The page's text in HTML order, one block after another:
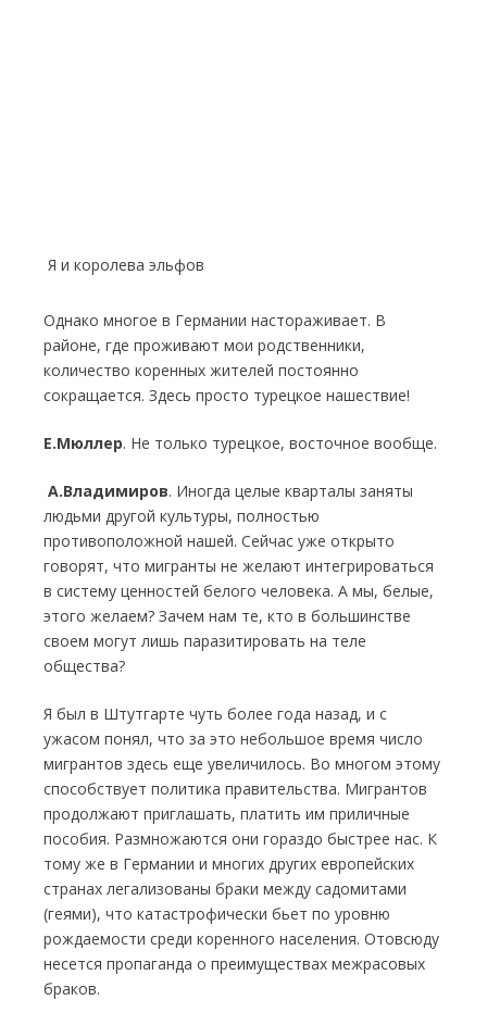
Я и королева эльфов
Однако многое в Германии настораживает. В
районе, где проживают мои родственники,
количество коренных жителей постоянно
сокращается. Здесь просто турецкое нашествие!
Е.Мюллер. Не только турецкое, восточное вообще.
А.Владимиров. Иногда целые кварталы заняты
людьми другой культуры, полностью
противоположной нашей. Сейчас уже открыто
говорят, что мигранты не желают интегрироваться
в систему ценностей белого человека. А мы, белые,
этого желаем? Зачем нам те, кто в большинстве
своем могут лишь паразитировать на теле
общества?
Я был в Штутгарте чуть более года назад, и с
ужасом понял, что за это небольшое время число
мигрантов здесь еще увеличилось. Во многом этому
способствует политика правительства. Мигрантов
продолжают приглашать, платить им приличные
пособия. Размножаются они гораздо быстрее нас. К
тому же в Германии и многих других европейских
странах легализованы браки между садомитами
(геями), что катастрофически бьет по уровню
рождаемости среди коренного населения. Отовсюду
несется пропаганда о преимуществах межрасовых
браков.